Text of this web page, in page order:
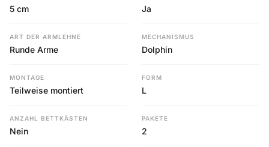
5 cm Ja
ART DER ARMLEHNE
Runde Arme
MECHANISMUS
Dolphin
MONTAGE
Teilweise montiert
FORM
L
ANZAHL BETTKÄSTEN
Nein
PAKETE
2